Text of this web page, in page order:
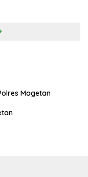
Magetan